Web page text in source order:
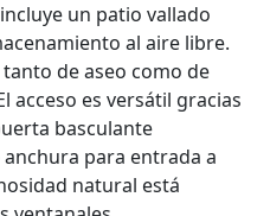
un patio vallado
al aire libre.
de aseo como de
acceso es versátil gracias
basculante
para entrada a
natural está